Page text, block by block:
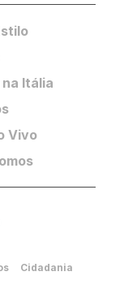
Itália
Vivo
Cidadania